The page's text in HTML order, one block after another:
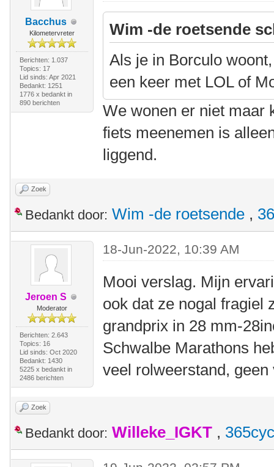
Bacchus
Kilometervreter
Berichten: 1.037
Topics: 17
Lid sinds: Apr 2021
Bedankt: 1251
1776 x bedankt in
890 berichten
Wim -de roetsende
Als je in Borculo
een keer met LOL of
We wonen er niet maar
fiets meenemen is
liggend.
Zoek
Bedankt door: Wim -de roetsende ,
Jeroen S
Moderator
Berichten: 2.643
Topics: 16
Lid sinds: Oct 2020
Bedankt: 1430
5225 x bedankt in
2486 berichten
18-Jun-2022, 10:39 AM
Mooi verslag. Mijn
ook dat ze nogal fragiel
grandprix in 28 mm-
Schwalbe Marathons
veel rolweerstand,
Zoek
Bedankt door: Willeke_IGKT ,